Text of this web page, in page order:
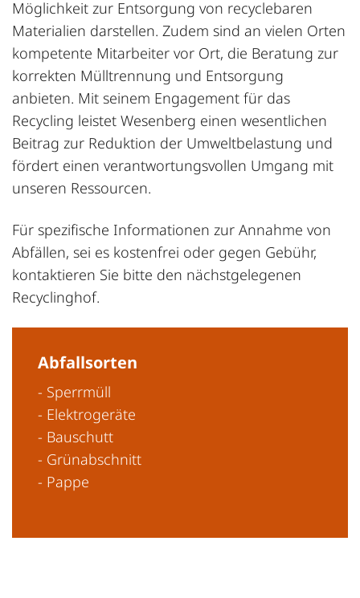
Möglichkeit zur Entsorgung von recyclebaren
Materialien darstellen. Zudem sind an vielen Orten
kompetente Mitarbeiter vor Ort, die Beratung zur
korrekten Mülltrennung und Entsorgung
anbieten. Mit seinem Engagement für das
Recycling leistet Wesenberg einen wesentlichen
Beitrag zur Reduktion der Umweltbelastung und
fördert einen verantwortungsvollen Umgang mit
unseren Ressourcen.
Für spezifische Informationen zur Annahme von
Abfällen, sei es kostenfrei oder gegen Gebühr,
kontaktieren Sie bitte den nächstgelegenen
Recyclinghof.
Abfallsorten
- Sperrmüll
- Elektrogeräte
- Bauschutt
- Grünabschnitt
- Pappe